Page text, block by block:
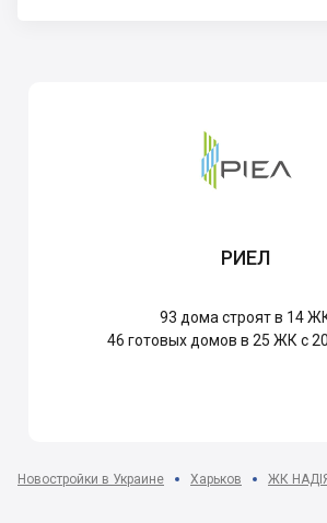
РИЕЛ
93 дома строят в 14
46 готовых домов в 25 ЖК с
Новостройки в Украине Харьков ЖК